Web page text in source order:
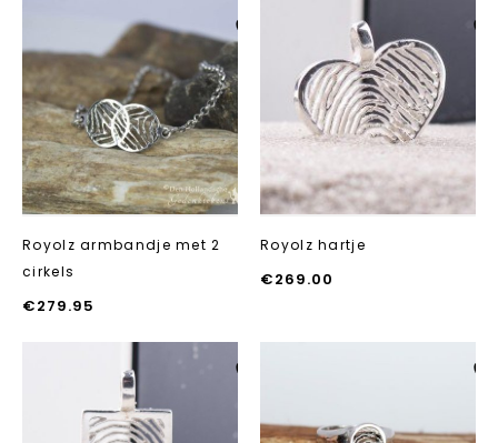
Royolz armbandje met 2
cirkels
€279.95
Royolz hartje
€269.00